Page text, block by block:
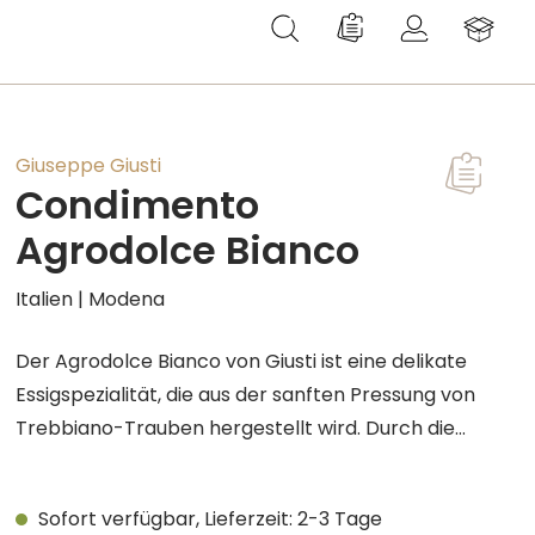
Du hast 0 Produkte
Giuseppe Giusti
Condimento
Agrodolce Bianco
Italien | Modena
Der Agrodolce Bianco von Giusti ist eine delikate
Essigspezialität, die aus der sanften Pressung von
Trebbiano-Trauben hergestellt wird. Durch die
Zitrusaromen. Der weiße Traubenmost wird mit
Sofort verfügbar, Lieferzeit: 2-3 Tage